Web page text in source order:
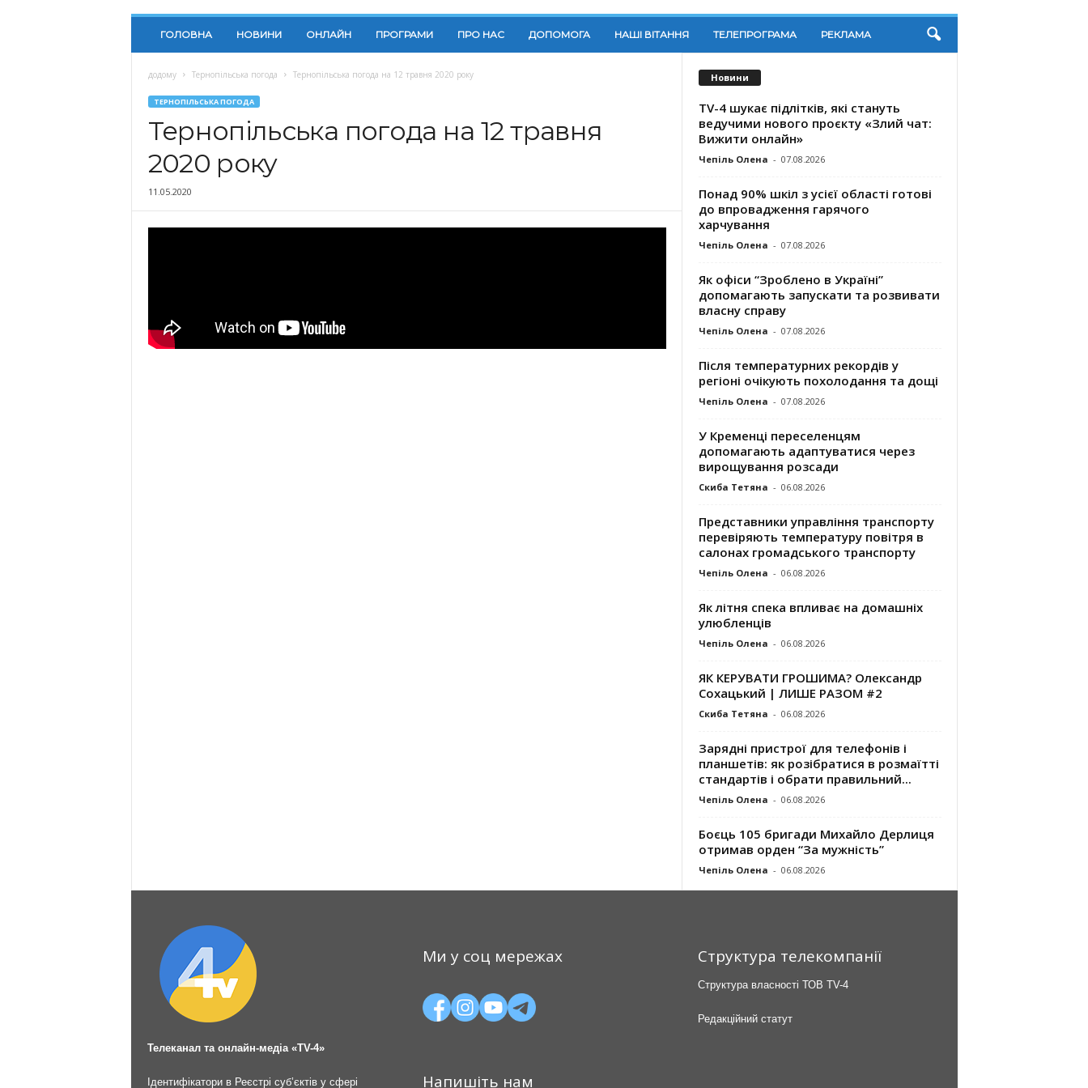
ГОЛОВНА НОВИНИ ОНЛАЙН ПРОГРАМИ ПРО НАС ДОПОМОГА НАШІ ВІТАННЯ ТЕЛЕПРОГРАМА РЕКЛАМА
додому Тернопільська погода Тернопільська погода на 12 травня 2020 року
ТЕРНОПІЛЬСЬКА ПОГОДА
Тернопільська погода на 12 травня
2020 року
11.05.2020
Новини
TV-4 шукає підлітків, які стануть
ведучими нового проєкту «Злий чат:
Вижити онлайн»
Чепіль Олена - 07.08.2026
Понад 90% шкіл з усієї області готові
до впровадження гарячого
харчування
Чепіль Олена - 07.08.2026
Як офіси “Зроблено в Україні”
допомагають запускaти та розвивати
власну справу
Чепіль Олена - 07.08.2026
Після температурних рекордів у
регіоні очікують похолодання та дощі
Чепіль Олена - 07.08.2026
У Кременці переселенцям
допомагають адаптуватися через
вирощування розсади
Скиба Тетяна - 06.08.2026
Представники управління транспорту
перевіряють температуру повітря в
салонах громадського транспорту
Чепіль Олена - 06.08.2026
Як літня спека впливає на домашніх
улюбленців
Чепіль Олена - 06.08.2026
ЯК КЕРУВАТИ ГРОШИМА? Олександр
Сохацький | ЛИШЕ РАЗОМ #2
Скиба Тетяна - 06.08.2026
Зарядні пристрої для телефонів і
планшетів: як розібратися в розмаїтті
стандартів і обрати правильний...
Чепіль Олена - 06.08.2026
Боєць 105 бригади Михайло Дерлиця
отримав орден “За мужність”
Чепіль Олена - 06.08.2026
Телеканал та онлайн-медіа «TV-4»
Ідентифікатори в Реєстрі суб’єктів у сфері
Ми у соц мережах
Напишіть нам
Структура телекомпанії
Структура власності ТОВ TV-4
Редакційний статут